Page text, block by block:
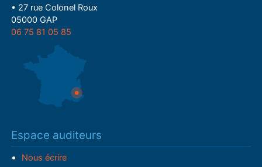
• 27 rue Colonel Roux
05000 GAP
06 75 81 05 85
Espace auditeurs
Nous écrire